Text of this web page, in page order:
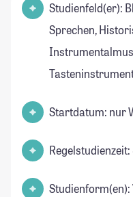
Studienfeld(er):
Sprechen,
Startdatum: nur